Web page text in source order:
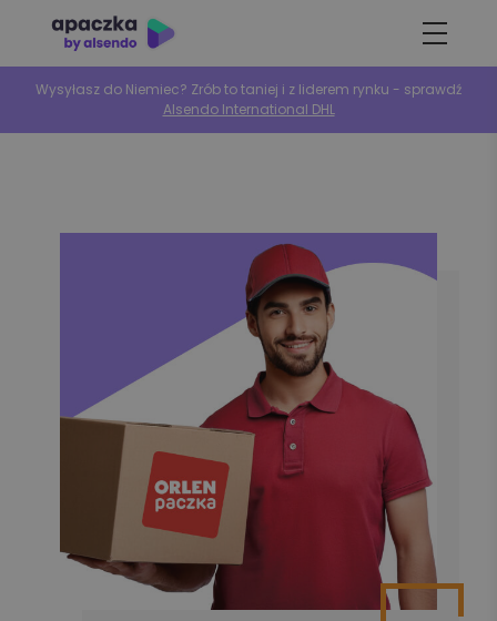
Wysyłasz do Niemiec? Zrób to taniej i z liderem rynku - sprawdź
Alsendo International DHL